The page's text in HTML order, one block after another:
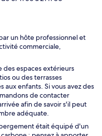
un hôte professionnel et
commerciale,
espaces extérieurs
ou des terrasses
enfants. Si vous avez des
de contacter
afin de savoir s'il peut
adéquate.
était équipé d'un